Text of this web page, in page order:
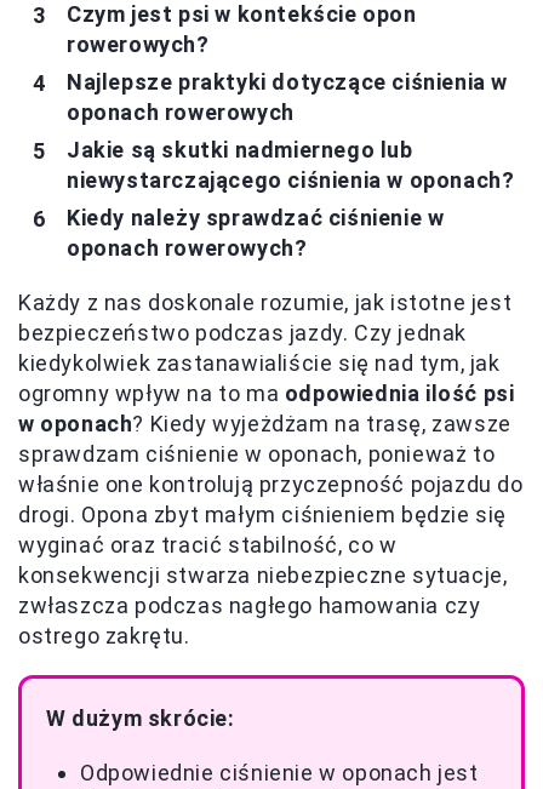
Czym jest psi w kontekście opon
rowerowych?
Najlepsze praktyki dotyczące ciśnienia w
oponach rowerowych
Jakie są skutki nadmiernego lub
niewystarczającego ciśnienia w oponach?
Kiedy należy sprawdzać ciśnienie w
oponach rowerowych?
Każdy z nas doskonale rozumie, jak istotne jest
bezpieczeństwo podczas jazdy. Czy jednak
kiedykolwiek zastanawialiście się nad tym, jak
ogromny wpływ na to ma odpowiednia ilość psi
w oponach? Kiedy wyjeżdżam na trasę, zawsze
sprawdzam ciśnienie w oponach, ponieważ to
właśnie one kontrolują przyczepność pojazdu do
drogi. Opona zbyt małym ciśnieniem będzie się
wyginać oraz tracić stabilność, co w
konsekwencji stwarza niebezpieczne sytuacje,
zwłaszcza podczas nagłego hamowania czy
ostrego zakrętu.
W dużym skrócie:
Odpowiednie ciśnienie w oponach jest